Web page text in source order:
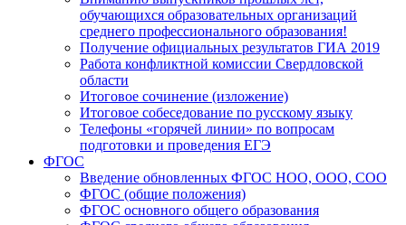
обучающихся образовательных организаций
среднего профессионального образования!
Получение официальных результатов ГИА 2019
Работа конфликтной комиссии Свердловской
области
Итоговое сочинение (изложение)
Итоговое собеседование по русскому языку
Телефоны «горячей линии» по вопросам
подготовки и проведения ЕГЭ
ФГОС
Введение обновленных ФГОС НОО, ООО, СОО
ФГОС (общие положения)
ФГОС основного общего образования